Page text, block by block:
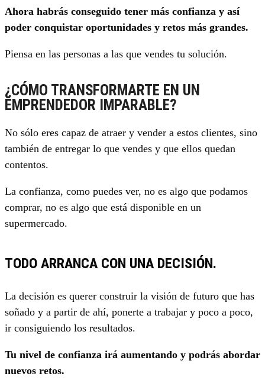
Ahora habrás conseguido tener más confianza y así
poder conquistar oportunidades y retos más grandes.
Piensa en las personas a las que vendes tu solución.
¿CÓMO TRANSFORMARTE EN UN
EMPRENDEDOR IMPARABLE?
No sólo eres capaz de atraer y vender a estos clientes, sino
también de entregar lo que vendes y que ellos quedan
contentos.
La confianza, como puedes ver, no es algo que podamos
comprar, no es algo que está disponible en un
supermercado.
TODO ARRANCA CON UNA DECISIÓN.
La decisión es querer construir la visión de futuro que has
soñado y a partir de ahí, ponerte a trabajar y poco a poco,
ir consiguiendo los resultados.
Tu nivel de confianza irá aumentando y podrás abordar
nuevos retos.